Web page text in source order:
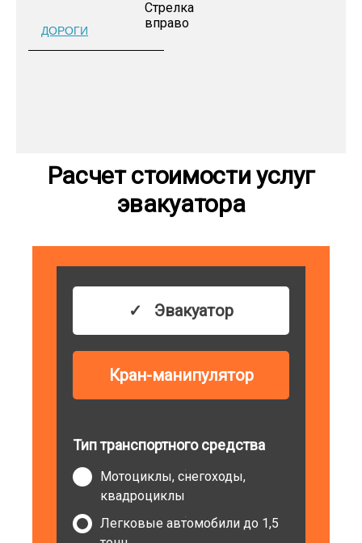
ДОРОГИ
Расчет стоимости услуг
эвакуатора
Эвакуатор
Кран-манипулятор
Тип транспортного средства
Мотоциклы, снегоходы,
квадроциклы
Легковые автомобили до 1,5